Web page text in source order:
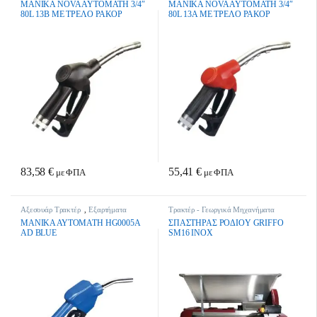
Γεωργικά Μηχανήματα
MANIKA NOVA AYTOMATH 3/4″
80L 13Β ME ΤΡΕΛΟ ΡΑΚΟΡ
83,58€ με ΦΠΑ
Γεωργικά Μηχανήματα
MANIKA NOVA AYTOMATH 3/4″
80L 13A ME ΤΡΕΛΟ ΡΑΚΟΡ
55,41€ με ΦΠΑ
Αξεσουάρ Τρακτέρ ,Εξαρτήματα
Γεωργικά Μηχανήματα
ΜΑΝΙΚΑ ΑΥΤΟΜΑΤΗ HG0005A
AD BLUE
Τρακτέρ - Γεωργικά Μηχανήματα
ΣΠAΣTHPAΣ POΔIOY GRIFFO
SM16 INOX